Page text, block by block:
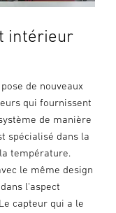
intérieur
de nouveaux
qui fournissent
de manière
spécialisé dans la
température.
le même design
l'aspect
capteur qui a le